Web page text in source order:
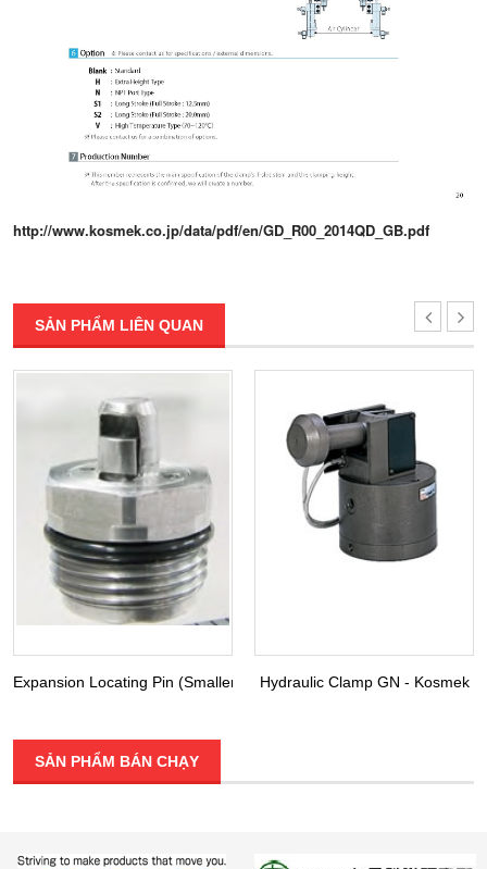
http://www.kosmek.co.jp/data/pdf/en/GD_R00_2014QD_GB.pdf
SẢN PHẨM LIÊN QUAN
Expansion Locating Pin (Smaller Diameter) VRA VRC - Kosmek
Hydraulic Clamp GN - Kosmek
SẢN PHẨM BÁN CHẠY